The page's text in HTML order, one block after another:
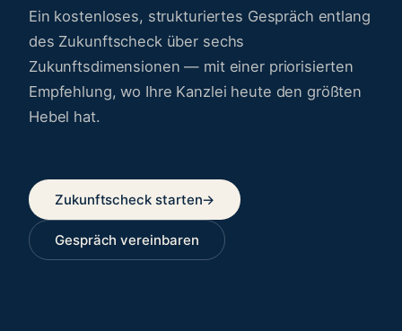
Ein kostenloses, strukturiertes Gespräch entlang
des Zukunftscheck über sechs
Zukunftsdimensionen — mit einer priorisierten
Empfehlung, wo Ihre Kanzlei heute den größten
Hebel hat.
Zukunftscheck starten→
Gespräch vereinbaren